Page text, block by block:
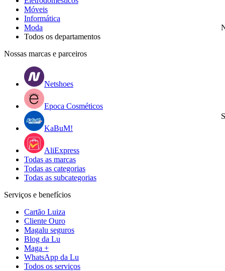
Móveis
Informática
Moda
Todos os departamentos
Nossas marcas e parceiros
Netshoes
Epoca Cosméticos
KaBuM!
AliExpress
Todas as marcas
Todas as categorias
Todas as subcategorias
Serviços e benefícios
Cartão Luiza
Cliente Ouro
Magalu seguros
Blog da Lu
Maga +
WhatsApp da Lu
Todos os serviços